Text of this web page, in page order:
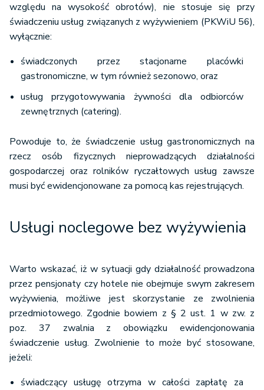
względu na wysokość obrotów), nie stosuje się przy
świadczeniu usług związanych z wyżywieniem (PKWiU 56),
wyłącznie:
świadczonych przez stacjonarne placówki
gastronomiczne, w tym również sezonowo, oraz
usług przygotowywania żywności dla odbiorców
zewnętrznych (catering).
Powoduje to, że świadczenie usług gastronomicznych na
rzecz osób fizycznych nieprowadzących działalności
gospodarczej oraz rolników ryczałtowych usług zawsze
musi być ewidencjonowane za pomocą kas rejestrujących.
Usługi noclegowe bez wyżywienia
Warto wskazać, iż w sytuacji gdy działalność prowadzona
przez pensjonaty czy hotele nie obejmuje swym zakresem
wyżywienia, możliwe jest skorzystanie ze zwolnienia
przedmiotowego. Zgodnie bowiem z § 2 ust. 1 w zw. z
poz. 37 zwalnia z obowiązku ewidencjonowania
świadczenie usług. Zwolnienie to może być stosowane,
jeżeli:
świadczący usługę otrzyma w całości zapłatę za